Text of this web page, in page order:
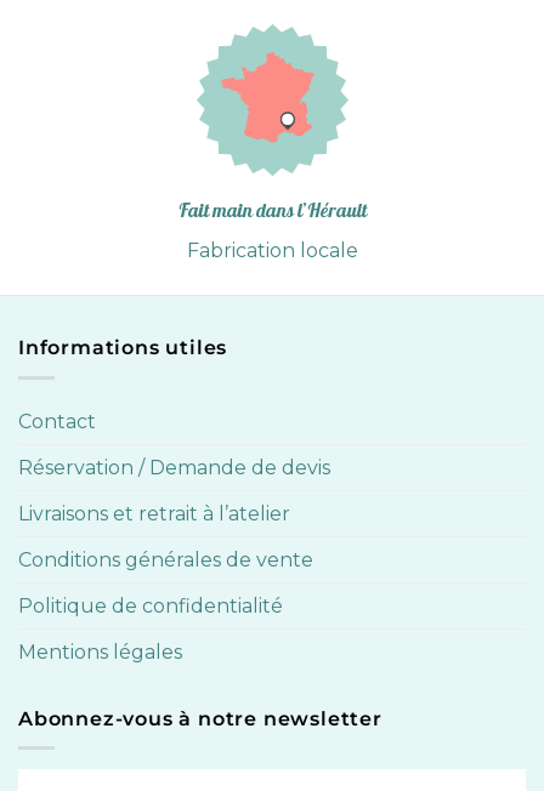
Fait main dans l’Hérault
Fabrication locale
Informations utiles
Contact
Réservation / Demande de devis
Livraisons et retrait à l’atelier
Conditions générales de vente
Politique de confidentialité
Mentions légales
Abonnez-vous à notre newsletter